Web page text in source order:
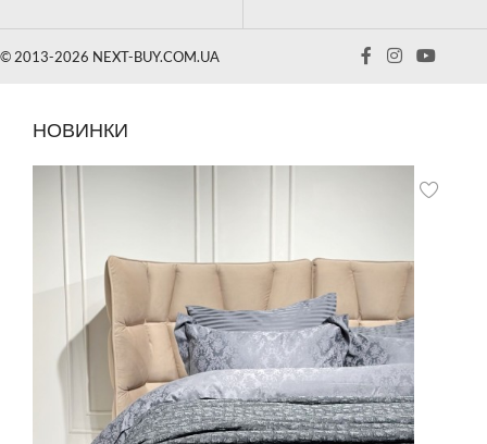
© 2013-2026 NEXT-BUY.COM.UA
НОВИНКИ